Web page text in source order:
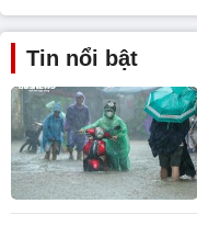
Tin nổi bật